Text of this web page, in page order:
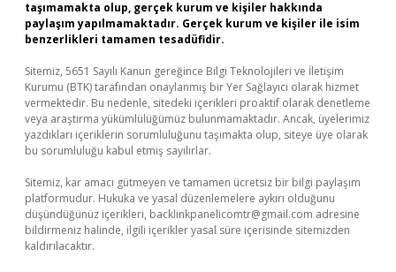
taşımamakta olup, gerçek kurum ve kişiler hakkında
paylaşım yapılmamaktadır. Gerçek kurum ve kişiler ile isim
benzerlikleri tamamen tesadüfidir.
Sitemiz, 5651 Sayılı Kanun gereğince Bilgi Teknolojileri ve İletişim
Kurumu (BTK) tarafından onaylanmış bir Yer Sağlayıcı olarak hizmet
vermektedir. Bu nedenle, sitedeki içerikleri proaktif olarak denetleme
veya araştırma yükümlülüğümüz bulunmamaktadır. Ancak, üyelerimiz
yazdıkları içeriklerin sorumluluğunu taşımakta olup, siteye üye olarak
bu sorumluluğu kabul etmiş sayılırlar.
Sitemiz, kar amacı gütmeyen ve tamamen ücretsiz bir bilgi paylaşım
platformudur. Hukuka ve yasal düzenlemelere aykırı olduğunu
düşündüğünüz içerikleri, backlinkpanelicomtr@gmail.com adresine
bildirmeniz halinde, ilgili içerikler yasal süre içerisinde sitemizden
kaldırılacaktır.